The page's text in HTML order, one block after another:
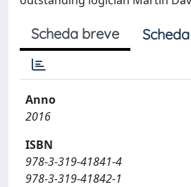
Scheda breve
Anno
2016
ISBN
978-3-319-41841-4
978-3-319-41842-1